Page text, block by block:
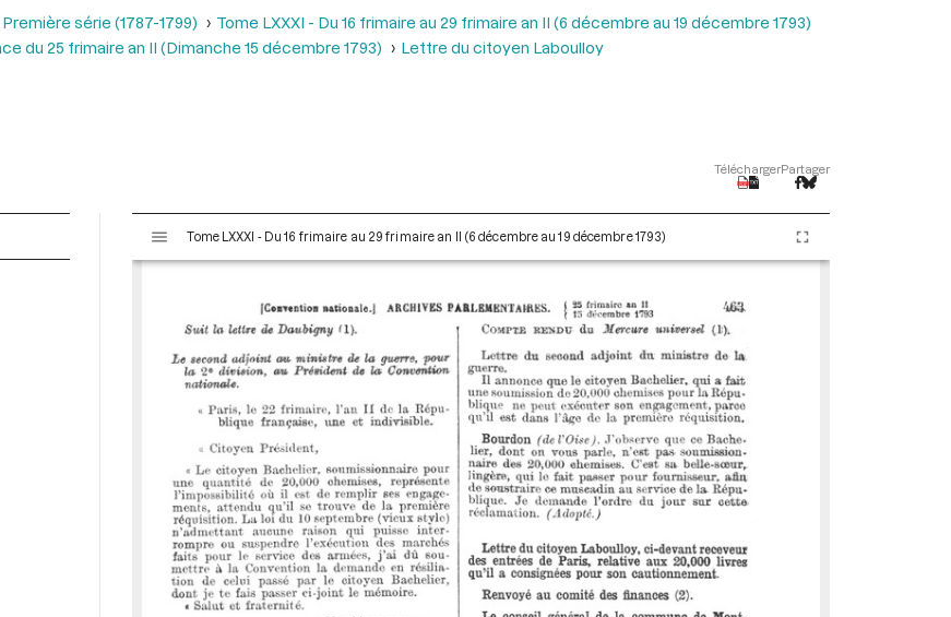
Première série (1787-1799)
Tome LXXXI - Du 16 frimaire au 29 frimaire an II (6 décembre au 19 décembre 1793)
du 25 frimaire an II (Dimanche 15 décembre 1793) Lettre du citoyen Laboulloy
TéléchargerPartager
s
Tome LXXXI - Du 16 frimaire au 29 frimaire an II (6 décembre au 19 décembre 1793)